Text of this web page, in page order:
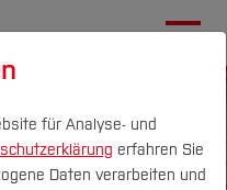
für Analyse- und
erfahren Sie
Daten verarbeiten und